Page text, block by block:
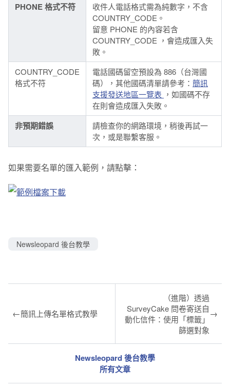
PHONE 格式不符
收件人電話格式需為純數字，不含
COUNTRY_CODE。
留意 PHONE 的內容若含
COUNTRY_CODE ，會造成匯入失
敗 。
COUNTRY_CODE
格式不符
電話國碼留空預設為 886（台灣國
碼）
，其他國碼清單請參考： 簡訊
支援發送地區一覽表 ，如國碼不存
在則會造成匯入失敗。
非預期錯誤
請檢查你的網路環境，稍後再試一
次，或是聯繫客服。
如果需要名單的匯入範例，請點擊：
Newsleopard 後台教學
←簡訊上傳名單格式教學
Newsleopard 後台教學
所有文章
（進階）透過
SurveyCake 問卷寄送自
動化信件：使用「標籤」
篩選對象
→